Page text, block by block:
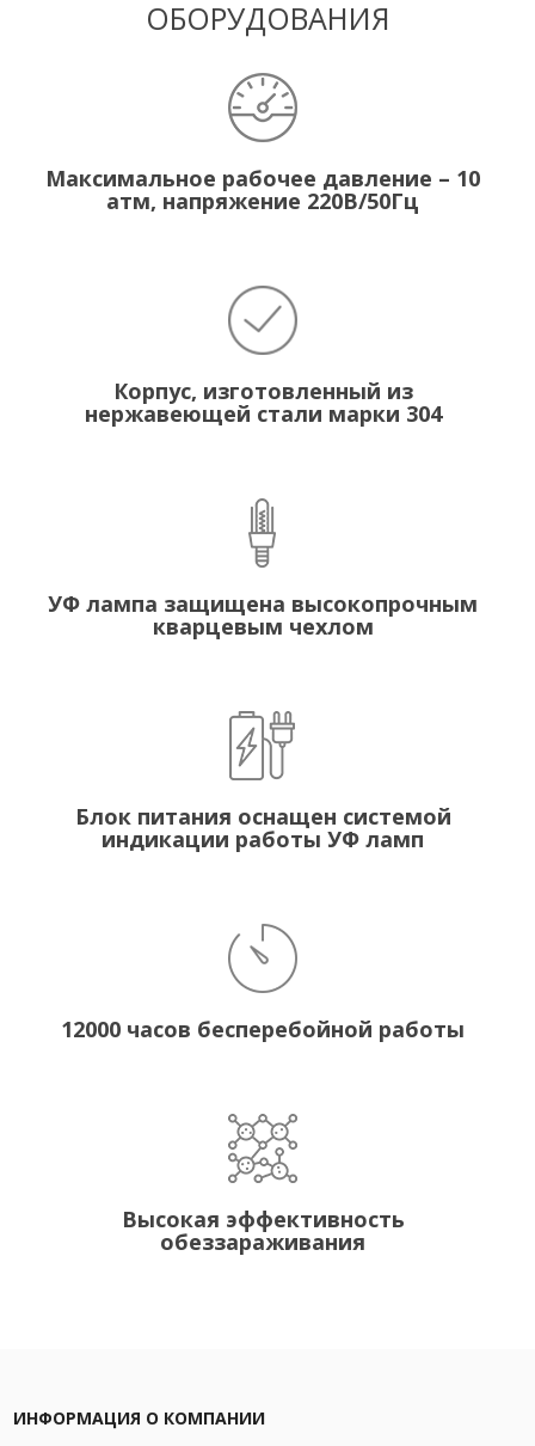
ОБОРУДОВАНИЯ
Максимальное рабочее давление – 10
атм, напряжение 220В/50Гц
Корпус, изготовленный из
нержавеющей стали марки 304
УФ лампа защищена высокопрочным
кварцевым чехлом
Блок питания оснащен системой
индикации работы УФ ламп
12000 часов бесперебойной работы
Высокая эффективность
обеззараживания
ИНФОРМАЦИЯ О КОМПАНИИ